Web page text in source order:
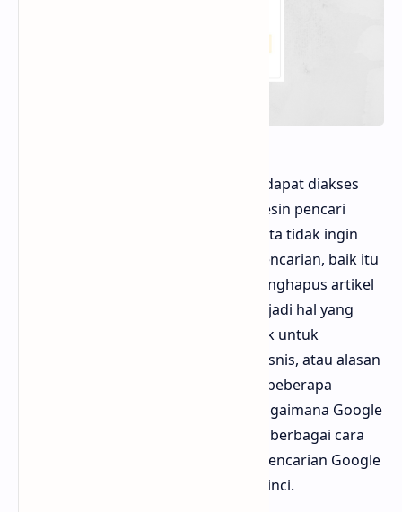
Hello sobat Bloggermuda informasi dapat diakses
dengan mudah dan cepat melalui mesin pencari
seperti Google. Namun, terkadang kita tidak ingin
informasi tertentu muncul di hasil pencarian, baik itu
artikel, foto, atau konten lainnya. Menghapus artikel
dari pencarian Google mungkin menjadi hal yang
diperlukan oleh beberapa orang, baik untuk
perlindungan privasi, kepentingan bisnis, atau alasan
lainnya. Proses ini dapat melibatkan beberapa
langkah dan pemahaman tentang bagaimana Google
bekerja. Artikel ini akan menjelaskan berbagai cara
untuk menghapus artikel dari hasil pencarian Google
dengan rincian yang jelas dan terperinci.